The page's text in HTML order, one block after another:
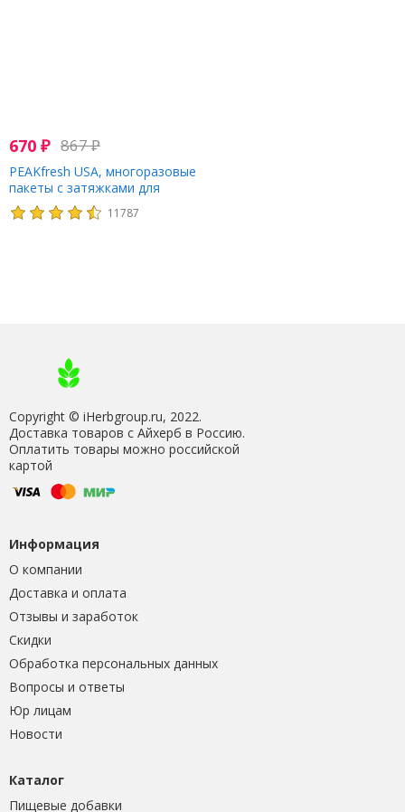
670 ₽ 867₽
PEAKfresh USA, многоразовые
пакеты с затяжками для
хранения продуктов, 10 шт.
11787
Copyright © iHerbgroup.ru, 2022.
Доставка товаров с Айхерб в Россию.
Оплатить товары можно российской
картой
Информация
О компании
Доставка и оплата
Отзывы и заработок
Скидки
Обработка персональных данных
Вопросы и ответы
Юр лицам
Новости
Каталог
Пищевые добавки